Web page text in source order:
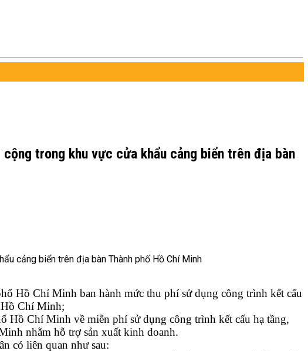
trong khu vực cửa khẩu cảng biển trên địa bàn
Hồ Chí Minh ban hành mức thu phí sử dụng công trình kết cấu
Hồ Chí Minh;
Hồ Chí Minh về miễn phí sử dụng công trình kết cấu hạ tầng,
nhằm hỗ trợ sản xuất kinh doanh.
có liên quan như sau: